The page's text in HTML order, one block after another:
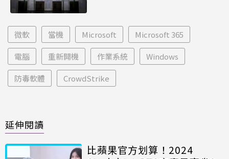
微軟 當機 Microsoft Microsoft 365
電腦 重新開機 作業系統 Windows
防毒軟體 CrowdStrike
延伸閱讀
比蘋果官方划算！2024